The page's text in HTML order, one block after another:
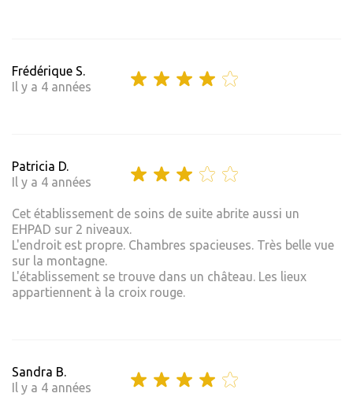
Frédérique S.
Il y a 4 années
Patricia D.
Il y a 4 années
Cet établissement de soins de suite abrite aussi un
EHPAD sur 2 niveaux.
L'endroit est propre. Chambres spacieuses. Très belle vue
sur la montagne.
L'établissement se trouve dans un château. Les lieux
appartiennent à la croix rouge.
Sandra B.
Il y a 4 années